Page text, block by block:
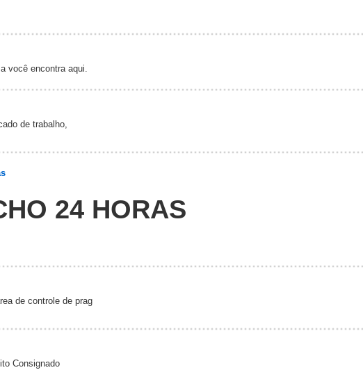
você encontra aqui.
de trabalho,
24 HORAS
de controle de prag
Consignado